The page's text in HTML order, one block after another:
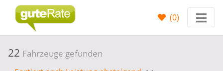
(0)
22 Fahrzeuge gefunden